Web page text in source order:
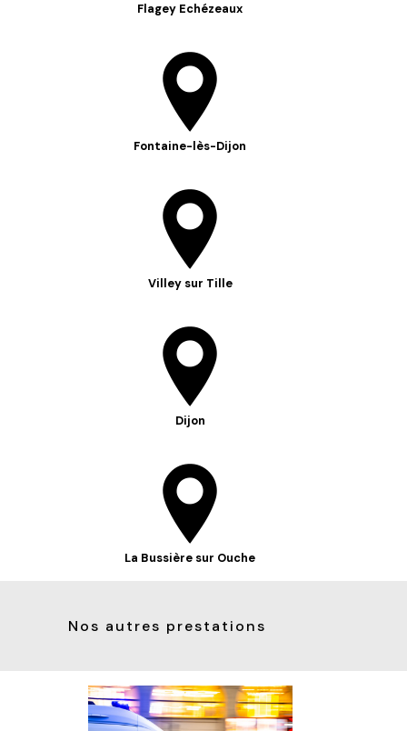
Flagey Echézeaux
Fontaine-lès-Dijon
Villey sur Tille
Dijon
La Bussière sur Ouche
Nos autres prestations